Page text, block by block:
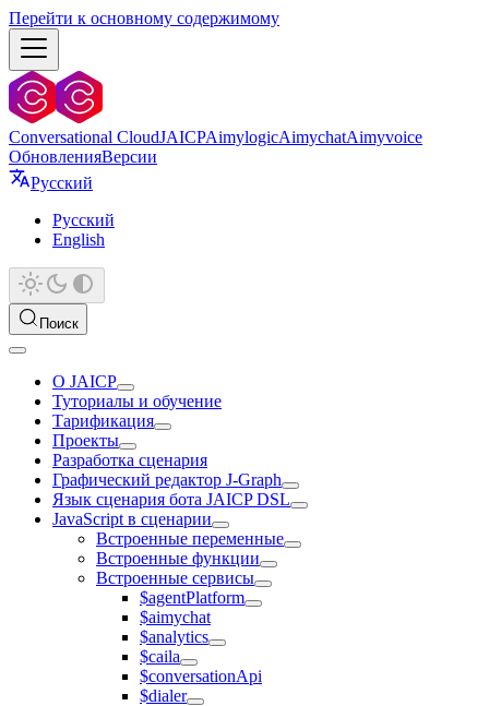
Перейти к основному содержимому
Conversational CloudJAICPAimylogicAimychatAimyvoice
ОбновленияВерсии
Русский
Русский
English
Поиск
О JAICP
Туториалы и обучение
Тарификация
Проекты
Разработка сценария
Графический редактор J‑Graph
Язык сценария бота JAICP DSL
JavaScript в сценарии
Встроенные переменные
Встроенные функции
Встроенные сервисы
$agentPlatform
$aimychat
$analytics
$caila
$conversationApi
$dialer